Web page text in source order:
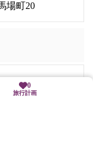
場町20
、徒歩1分
0
旅行計画